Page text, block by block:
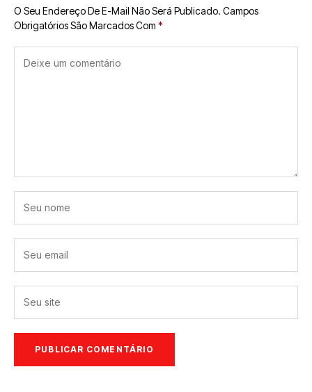
O Seu Endereço De E-Mail Não Será Publicado. Campos
Obrigatórios São Marcados Com *